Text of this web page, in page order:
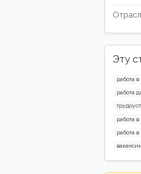
Эту
работа
работа
работа
работа